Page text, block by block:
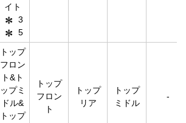
イト
3
5
トップ
フロン
ト&ト
ップミ
ドル&
トップ
トップ
フロン
ト
トップ
リア
トップ
ミドル
-